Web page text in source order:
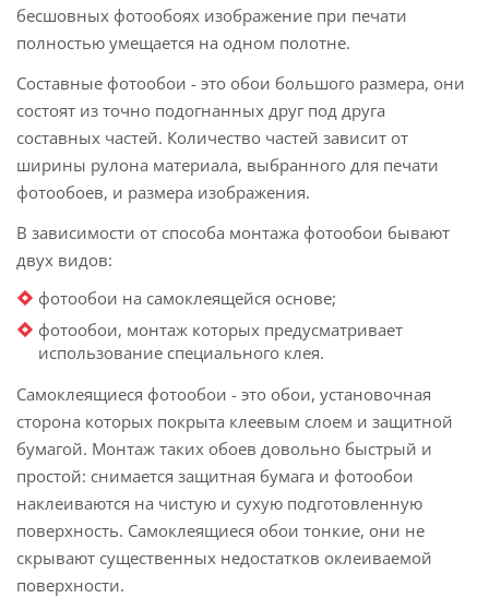
бесшовных фотообоях изображение при печати
полностью умещается на одном полотне.
Составные фотообои - это обои большого размера, они
состоят из точно подогнанных друг под друга
составных частей. Количество частей зависит от
ширины рулона материала, выбранного для печати
фотообоев, и размера изображения.
В зависимости от способа монтажа фотообои бывают
двух видов:
фотообои на самоклеящейся основе;
фотообои, монтаж которых предусматривает
использование специального клея.
Самоклеящиеся фотообои - это обои, установочная
сторона которых покрыта клеевым слоем и защитной
бумагой. Монтаж таких обоев довольно быстрый и
простой: снимается защитная бумага и фотообои
наклеиваются на чистую и сухую подготовленную
поверхность. Самоклеящиеся обои тонкие, они не
скрывают существенных недостатков оклеиваемой
поверхности.